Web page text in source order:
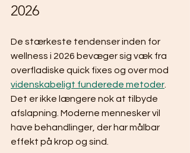
2026
De stærkeste tendenser inden for
wellness i 2026 bevæger sig væk fra
overfladiske quick fixes og over mod
videnskabeligt funderede metoder
Det er ikke længere nok at tilbyde
afslapning. Moderne mennesker vil
have behandlinger, der har målbar
effekt på krop og sind.